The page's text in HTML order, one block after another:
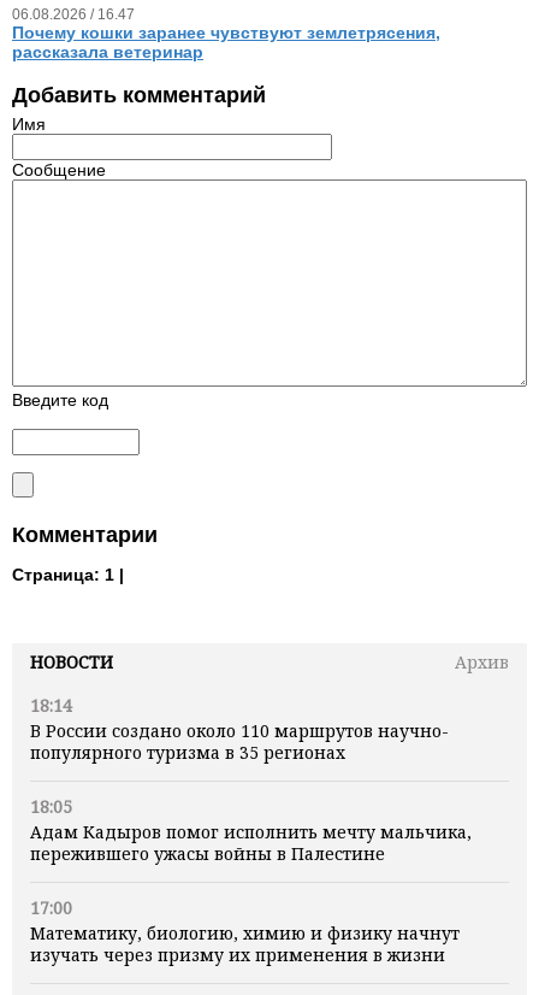
НОВОСТИ
Архив
18:14
В России создано около 110 маршрутов научно-
популярного туризма в 35 регионах
18:05
Адам Кадыров помог исполнить мечту мальчика,
пережившего ужасы войны в Палестине
17:00
Математику, биологию, химию и физику начнут
изучать через призму их применения в жизни
06.08.2026 / 16.47
Почему кошки заранее чувствуют землетрясения,
рассказала ветеринар
Добавить комментарий
Имя
Сообщение
Введите код
Комментарии
Страница: 1 |